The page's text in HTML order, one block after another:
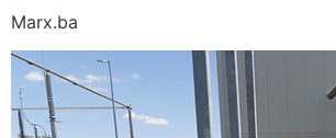
Marx.ba